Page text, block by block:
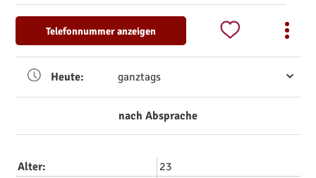
Telefonnummer anzeigen
Heute: ganztags
nach Absprache
Alter:
23